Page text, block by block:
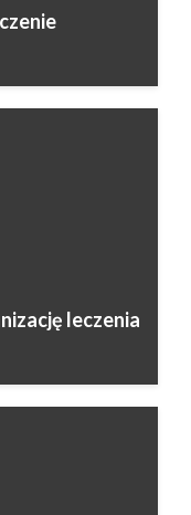
leczenia